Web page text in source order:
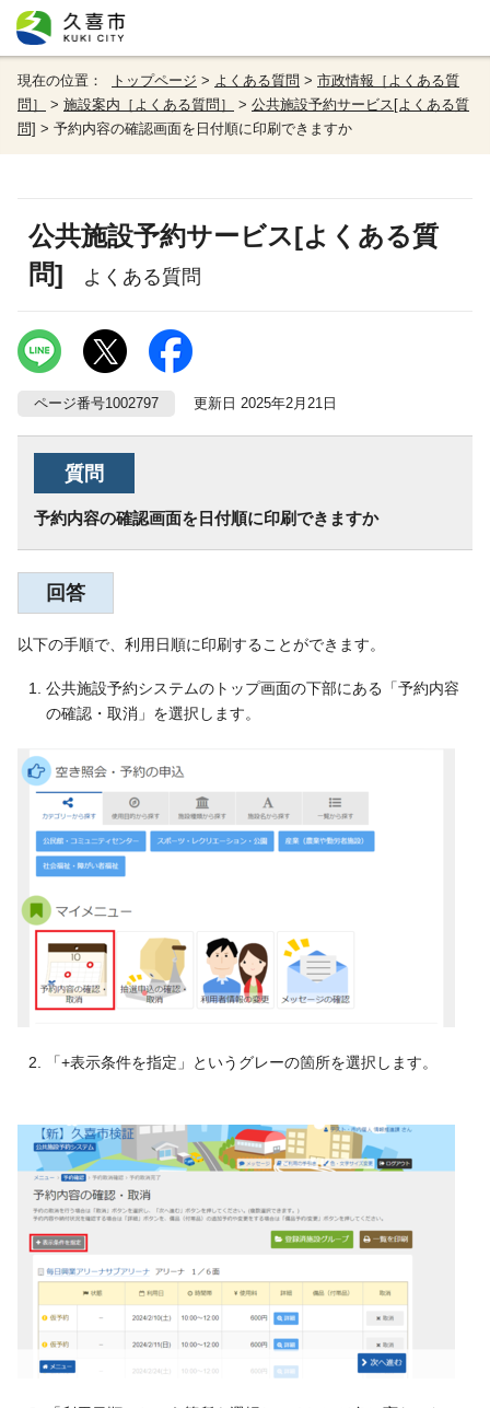
現在の位置： トップページ > よくある質問 > 市政情報［よくある質
問］
> 施設案内［よくある質問］ > 公共施設予約サービス[よくある質
問] > 予約内容の確認画面を日付順に印刷できますか
公共施設予約サービス[よくある質
問] よくある質問
ページ番号1002797 更新日 2025年2月21日
質問
予約内容の確認画面を日付順に印刷できますか
回答
以下の手順で、利用日順に印刷することができます。
公共施設予約システムのトップ画面の下部にある「予約内容
の確認・取消」を選択します。
「+表示条件を指定」というグレーの箇所を選択します。